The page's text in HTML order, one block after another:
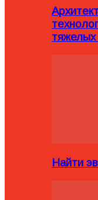
Найти